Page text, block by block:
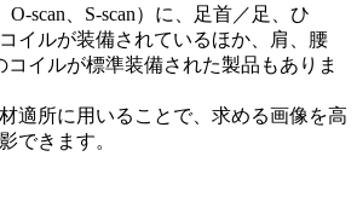
O-scan、S-scan）に、足首／足、ひ
イルが装備されているほか、肩、腰
イルが標準装備された製品もありま
適所に用いることで、求める画像を高
できます。